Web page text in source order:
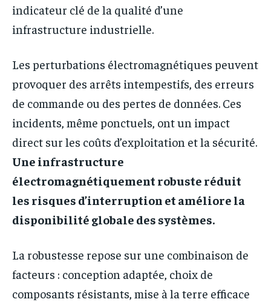
indicateur clé de la qualité d’une
infrastructure industrielle.
Les perturbations électromagnétiques peuvent
provoquer des arrêts intempestifs, des erreurs
de commande ou des pertes de données. Ces
incidents, même ponctuels, ont un impact
direct sur les coûts d’exploitation et la sécurité.
Une infrastructure
électromagnétiquement robuste réduit
les risques d’interruption et améliore la
disponibilité globale des systèmes.
La robustesse repose sur une combinaison de
facteurs : conception adaptée, choix de
composants résistants, mise à la terre efficace